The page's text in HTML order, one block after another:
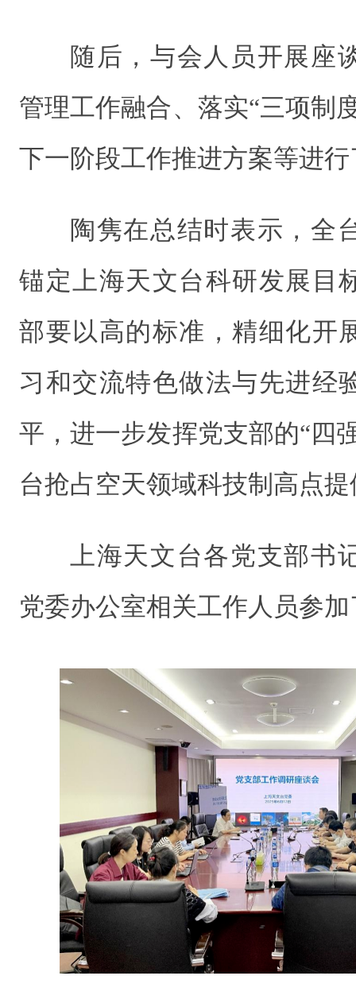
随后，与会人员开展座
管理工作融合、落实“三项制
下一阶段工作推进方案等进
陶隽在总结时表示，全
锚定上海天文台科研发展目
部要以高的标准，精细化开
习和交流特色做法与先进经
平，进一步发挥党支部的“四
台抢占空天领域科技制高点
上海天文台各党支部书
党委办公室相关工作人员参